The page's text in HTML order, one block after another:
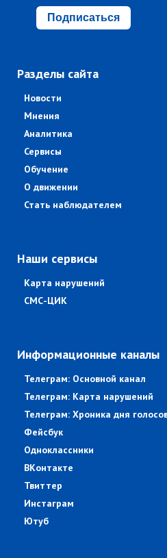
Подписаться
Разделы сайта
Новости
Мнения
Аналитика
Сервисы
Обучение
О движении
Стать наблюдателем
Наши сервисы
Карта нарушений
СМС-ЦИК
Информационные каналы
Телеграм: Основной канал
Телеграм: Карта нарушений
Телеграм: Хроника дня
Фейсбук
Одноклассники
ВКонтакте
Твиттер
Инстаграм
Ютуб